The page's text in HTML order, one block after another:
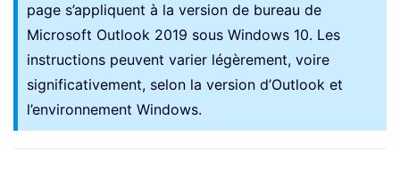
page s’appliquent à la version de bureau de
Microsoft Outlook 2019 sous Windows 10. Les
instructions peuvent varier légèrement, voire
significativement, selon la version d’Outlook et
l’environnement Windows.